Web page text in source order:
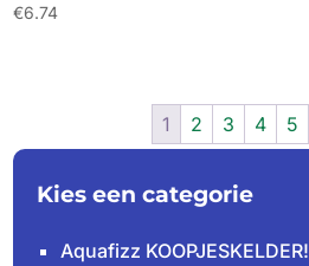
€6.74
1 2 3 4 5
Kies een categorie
Aquafizz KOOPJESKELDER!